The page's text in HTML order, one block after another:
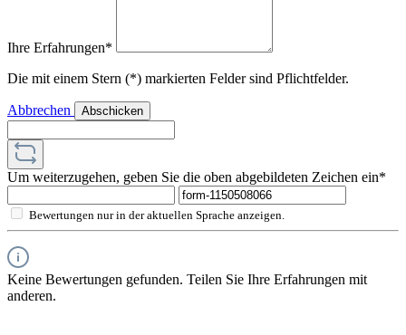
Ihre Erfahrungen*
Die mit einem Stern (*) markierten Felder sind Pflichtfelder.
Abbrechen Abschicken
Um weiterzugehen, geben Sie die oben abgebildeten Zeichen ein*
Bewertungen nur in der aktuellen Sprache anzeigen.
Keine Bewertungen gefunden. Teilen Sie Ihre Erfahrungen mit
anderen.